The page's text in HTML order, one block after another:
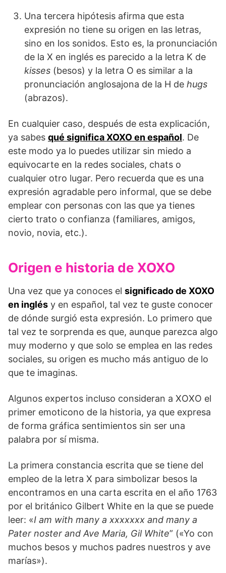
Una tercera hipótesis afirma que esta
expresión no tiene su origen en las letras,
sino en los sonidos. Esto es, la pronunciación
de la X en inglés es parecido a la letra K de
kisses (besos) y la letra O es similar a la
pronunciación anglosajona de la H de hugs
(abrazos).
En cualquier caso, después de esta explicación,
ya sabes qué significa XOXO en español. De
este modo ya lo puedes utilizar sin miedo a
equivocarte en la redes sociales, chats o
cualquier otro lugar. Pero recuerda que es una
expresión agradable pero informal, que se debe
emplear con personas con las que ya tienes
cierto trato o confianza (familiares, amigos,
novio, novia, etc.).
Origen e historia de XOXO
Una vez que ya conoces el significado de XOXO
en inglés y en español, tal vez te guste conocer
de dónde surgió esta expresión. Lo primero que
tal vez te sorprenda es que, aunque parezca algo
muy moderno y que solo se emplea en las redes
sociales, su origen es mucho más antiguo de lo
que te imaginas.
Algunos expertos incluso consideran a XOXO el
primer emoticono de la historia, ya que expresa
de forma gráfica sentimientos sin ser una
palabra por sí misma.
La primera constancia escrita que se tiene del
empleo de la letra X para simbolizar besos la
encontramos en una carta escrita en el año 1763
por el británico Gilbert White en la que se puede
leer: «I am with many a xxxxxxx and many a
Pater noster and Ave Maria, Gil White” («Yo con
muchos besos y muchos padres nuestros y ave
marías»).